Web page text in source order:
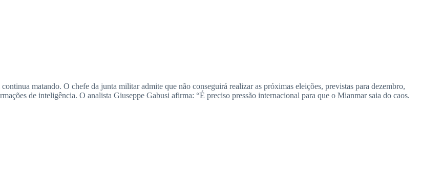
matando. O chefe da junta militar admite que não conseguirá realizar as próximas eleições, previstas para dezembro,
de inteligência. O analista Giuseppe Gabusi afirma: “É preciso pressão internacional para que o Mianmar saia do caos.